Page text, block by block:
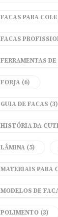
FACAS PARA
FACAS
FERRAMENTAS
FORJA (6)
GUIA DE FACAS (3)
HISTÓRIA DA
LÂMINA (5)
MATERIAIS PARA
MODELOS DE
POLIMENTO (3)